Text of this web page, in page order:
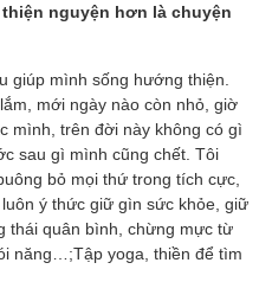
nguyện hơn là chuyện
giúp mình sống hướng thiện.
mới ngày nào còn nhỏ, giờ
mình, trên đời này không có gì
sau gì mình cũng chết. Tôi
bỏ mọi thứ trong tích cực,
ý thức giữ gìn sức khỏe, giữ
thái quân bình, chừng mực từ
năng…;Tập yoga, thiền để tìm